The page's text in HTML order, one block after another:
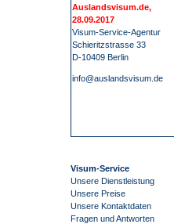
Auslandsvisum.de,
28.09.2017
Visum-Service-Agentur
Schieritzstrasse 33
D-10409 Berlin
info@auslandsvisum.de
Visum-Service
Unsere Dienstleistung
Unsere Preise
Unsere Kontaktdaten
Fragen und Antworten